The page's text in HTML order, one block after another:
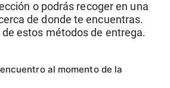
o podrás recoger en una
de donde te encuentras.
de estos métodos de entrega.
al momento de la